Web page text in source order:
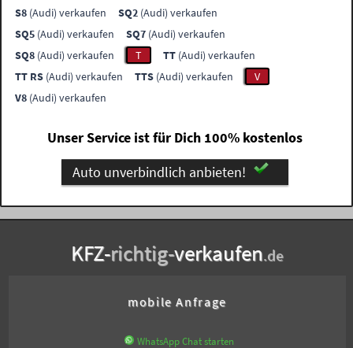
S8 (Audi) verkaufen SQ2 (Audi) verkaufen
SQ5 (Audi) verkaufen SQ7 (Audi) verkaufen
SQ8 (Audi) verkaufen T TT (Audi) verkaufen
TT RS (Audi) verkaufen TTS (Audi) verkaufen
V
V8 (Audi) verkaufen
Unser Service ist für Dich 100% kostenlos
Auto unverbindlich anbieten!
KFZ-richtig-verkaufen.de
mobile Anfrage
WhatsApp Chat starten